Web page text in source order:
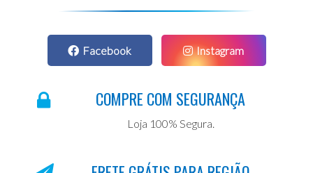
Facebook Instagram
COMPRE COM SEGURANÇA
Loja 100% Segura.